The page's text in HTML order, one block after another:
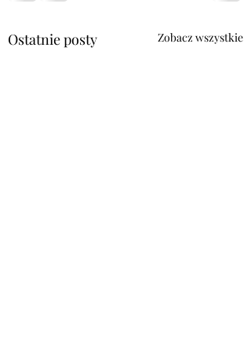
Ostatnie posty Zobacz wszystkie